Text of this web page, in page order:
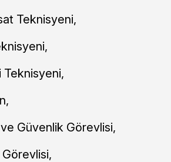
Teknisyeni,
Güvenlik Görevlisi,
Görevlisi,